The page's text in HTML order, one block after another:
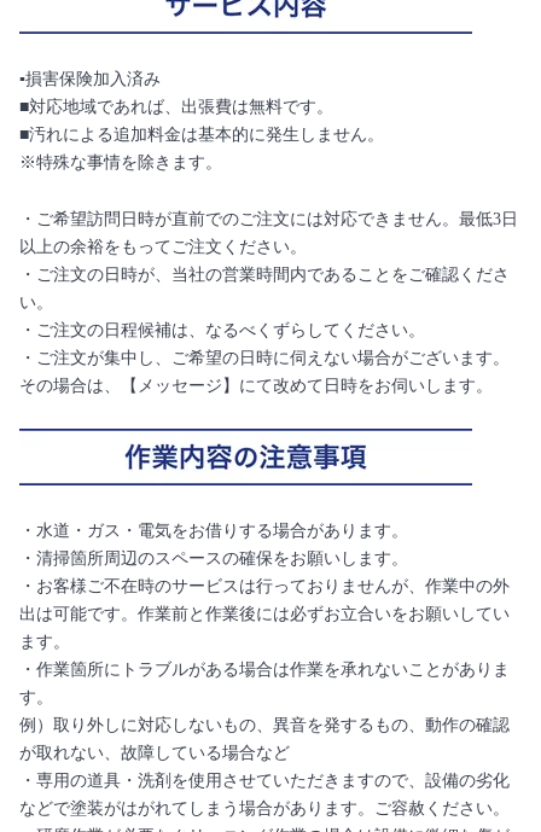
▪️損害保険加入済み
■対応地域であれば、出張費は無料です。
■汚れによる追加料金は基本的に発生しません。
※特殊な事情を除きます。
・ご希望訪問日時が直前でのご注文には対応できません。最低3日
以上の余裕をもってご注文ください。
・ご注文の日時が、当社の営業時間内であることをご確認くださ
い。
・ご注文の日程候補は、なるべくずらしてください。
・ご注文が集中し、ご希望の日時に伺えない場合がございます。
その場合は、【メッセージ】にて改めて日時をお伺いします。
・水道・ガス・電気をお借りする場合があります。
・清掃箇所周辺のスペースの確保をお願いします。
・お客様ご不在時のサービスは行っておりませんが、作業中の外
出は可能です。作業前と作業後には必ずお立合いをお願いしてい
ます。
・作業箇所にトラブルがある場合は作業を承れないことがありま
す。
例）取り外しに対応しないもの、異音を発するもの、動作の確認
が取れない、故障している場合など
・専用の道具・洗剤を使用させていただきますので、設備の劣化
などで塗装がはがれてしまう場合があります。ご容赦ください。